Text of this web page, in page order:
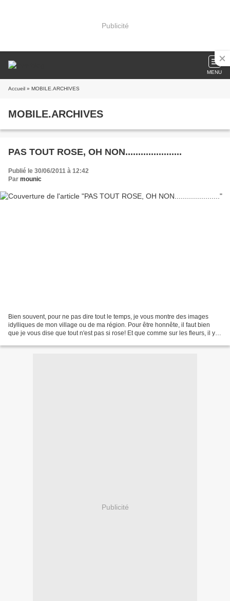
Publicité
MENU
Accueil » MOBILE.ARCHIVES
MOBILE.ARCHIVES
PAS TOUT ROSE, OH NON......................
Publié le 30/06/2011 à 12:42
Par mounic
Bien souvent, pour ne pas dire tout le temps, je vous montre des images
idylliques de mon village ou de ma région. Pour être honnête, il faut bien
que je vous dise que tout n'est pas si rose! Et que comme sur les fleurs, il y a
Publicité